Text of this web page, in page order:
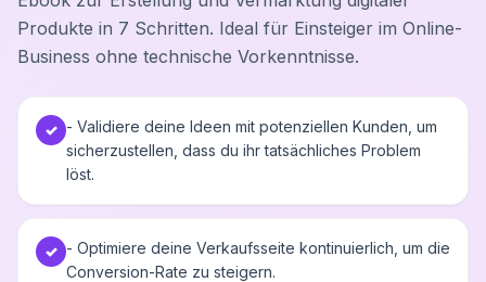
Produkte in 7 Schritten. Ideal für Einsteiger im Online-
Business ohne technische Vorkenntnisse.
✓ - Validiere deine Ideen mit potenziellen Kunden, um
sicherzustellen, dass du ihr tatsächliches Problem
löst.
✓ - Optimiere deine Verkaufsseite kontinuierlich, um die
Conversion-Rate zu steigern.